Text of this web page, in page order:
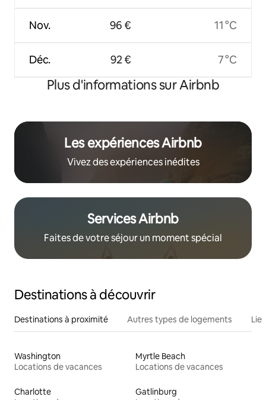
Nov.
Déc.
96 €
92 €
11 °C
7 °C
Plus d'informations sur Airbnb
Les expériences Airbnb
Vivez des expériences inédites
Services Airbnb
Faites de votre séjour un moment spécial
Destinations à découvrir
Destinations à proximité Autres types de logements
Washington
Locations de vacances
Myrtle Beach
Locations de vacances
Charlotte
Gatlinburg